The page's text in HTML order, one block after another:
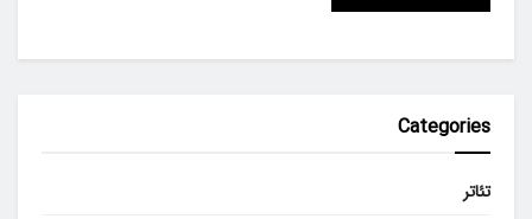
Categories
تئاتر